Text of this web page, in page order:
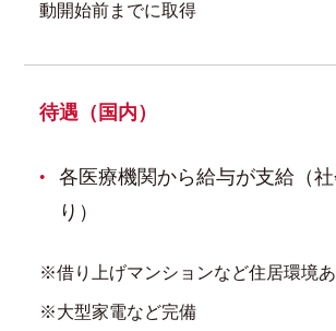
動開始前までに取得
待遇（国内）
各医療機関から給与が支給（
り）
※借り上げマンションなど住居環境あ
※大型家電など完備